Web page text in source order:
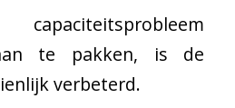
te pakken, is de
verbeterd.